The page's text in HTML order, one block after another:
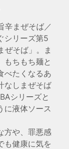
辛まぜそば／
シリーズ第5
ぜそば」。ま
もちもち麺と
べたくなるあ
なしまぜそば
シリーズと
に液体ソース
方や、罪悪感
も健康に気を